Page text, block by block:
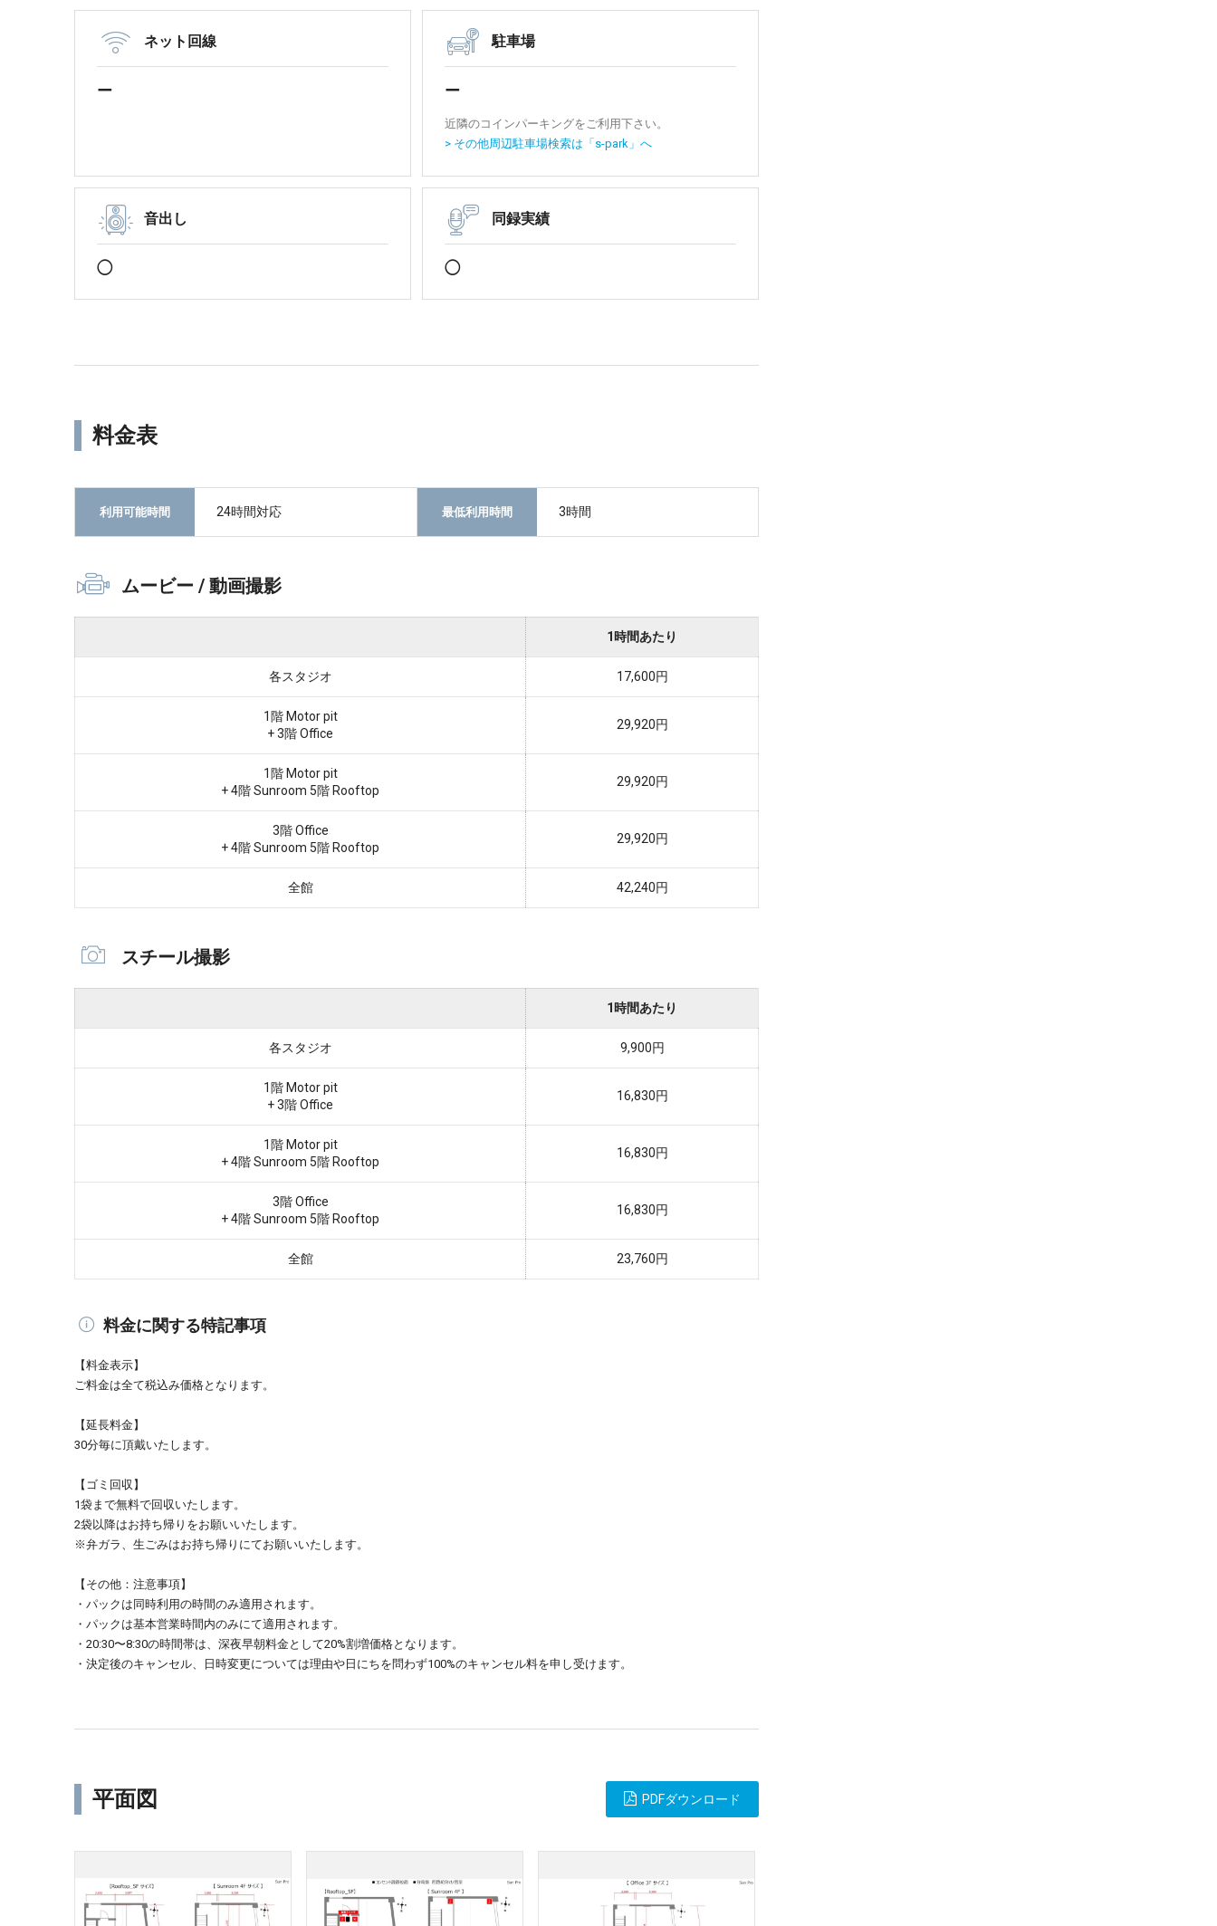
ネット回線
ー
駐車場
ー
近隣のコインパーキングをご利用下さい。
> その他周辺駐車場検索は「s-park」へ
音出し
◯
同録実績
◯
料金表
利用可能時間 24時間対応 最低利用時間 3時間
ムービー / 動画撮影
1時間あたり
各スタジオ 17,600円
1階 Motor pit
+ 3階 Office
29,920円
1階 Motor pit
+ 4階 Sunroom 5階 Rooftop
29,920円
3階 Office
+ 4階 Sunroom 5階 Rooftop
29,920円
全館 42,240円
スチール撮影
1時間あたり
各スタジオ 9,900円
1階 Motor pit
+ 3階 Office
16,830円
1階 Motor pit
+ 4階 Sunroom 5階 Rooftop
16,830円
3階 Office
+ 4階 Sunroom 5階 Rooftop
16,830円
全館 23,760円
料金に関する特記事項
【料金表示】
ご料金は全て税込み価格となります。
【延長料金】
30分毎に頂戴いたします。
【ゴミ回収】
1袋まで無料で回収いたします。
2袋以降はお持ち帰りをお願いいたします。
※弁ガラ、生ごみはお持ち帰りにてお願いいたします。
【その他：注意事項】
・パックは同時利用の時間のみ適用されます。
・パックは基本営業時間内のみにて適用されます。
・20:30〜8:30の時間帯は、深夜早朝料金として20%割増価格となります。
・決定後のキャンセル、日時変更については理由や日にちを問わず100%のキャンセル料を申し受けます。
平面図 PDFダウンロード